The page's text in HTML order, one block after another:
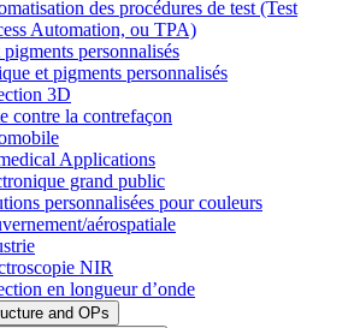
des procédures de test (Test
Automation, ou TPA)
personnalisés
et pigments personnalisés
3D
contre la contrefaçon
Applications
grand public
personnalisées pour couleurs
aérospatiale
NIR
en longueur d’onde
and OPs